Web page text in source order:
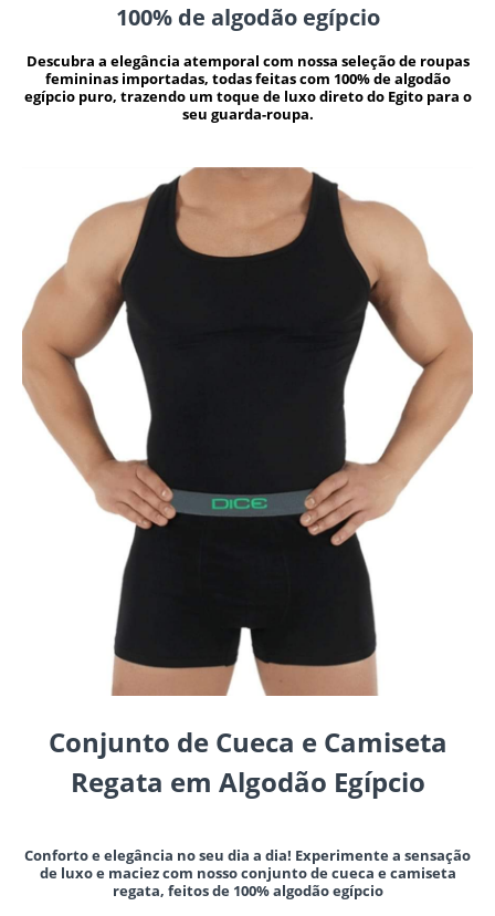
100% de algodão egípcio
Descubra a elegância atemporal com nossa seleção de roupas
femininas importadas, todas feitas com 100% de algodão
egípcio puro, trazendo um toque de luxo direto do Egito para o
seu guarda-roupa.
Conjunto de Cueca e Camiseta
Regata em Algodão Egípcio
Conforto e elegância no seu dia a dia! Experimente a sensação
de luxo e maciez com nosso conjunto de cueca e camiseta
regata, feitos de 100% algodão egípcio